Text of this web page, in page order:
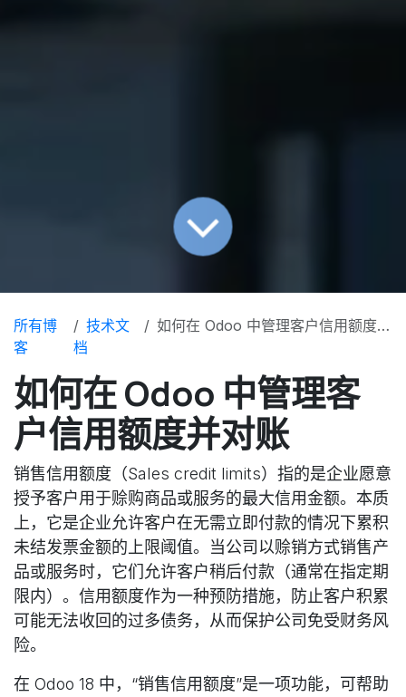
所有博
客
技术文
档
如何在 Odoo 中管理客户信用额度并对账
如何在 Odoo 中管理客
户信用额度并对账
销售信用额度（Sales credit limits）指的是企业愿意
授予客户用于赊购商品或服务的最大信用金额。本质
上，它是企业允许客户在无需立即付款的情况下累积
未结发票金额的上限阈值。当公司以赊销方式销售产
品或服务时，它们允许客户稍后付款（通常在指定期
限内）。信用额度作为一种预防措施，防止客户积累
可能无法收回的过多债务，从而保护公司免受财务风
险。
在 Odoo 18 中，“销售信用额度”是一项功能，可帮助